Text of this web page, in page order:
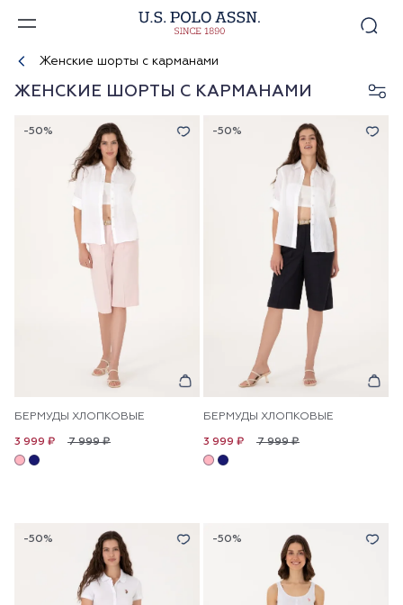
Женские шорты с карманами
ЖЕНСКИЕ ШОРТЫ С КАРМАНАМИ
-50%
БЕРМУДЫ ХЛОПКОВЫЕ
7 999 ₽
3 999 ₽
-50%
БЕРМУДЫ ХЛОПКОВЫЕ
7 999 ₽
3 999 ₽
-50% -50%